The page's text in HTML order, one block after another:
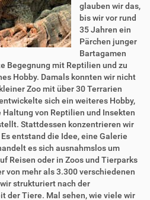
glauben wir das,
bis wir vor rund
35 Jahren ein
Pärchen junger
Bartagamen
Begegnung mit Reptilien und zu
Hobby. Damals konnten wir nicht
Zoo mit über 30 Terrarien
sich ein weiteres Hobby,
von Reptilien und Insekten
Stattdessen konzentrieren wir
entstand die Idee, eine Galerie
es sich ausnahmslos um
Reisen oder in Zoos und Tierparks
von mehr als 3.300 verschiedenen
strukturiert nach der
der Tiere. Mal sehen, wie viele wir